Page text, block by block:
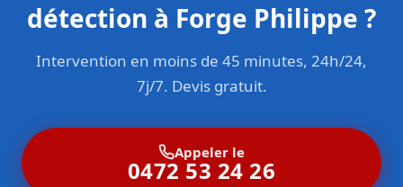
détection à Forge Philippe ?
Intervention en moins de 45 minutes, 24h/24,
7j/7. Devis gratuit.
Appeler le
0472 53 24 26